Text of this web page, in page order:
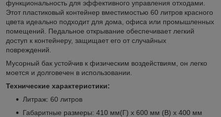
функциональность для эффективного управления отходами.
Этот пластиковый контейнер вместимостью 60 литров красного
цвета идеально подходит для дома, офиса или промышленных
помещений. Педальное открывание обеспечивает легкий
доступ к контейнеру, защищает его от случайных
повреждений.
Мусорный бак устойчив к физическим воздействиям, он легко
моется и долговечен в использовании.
Технические характеристики:
Литраж: 60 литров
Габаритные размеры: 410 мм(Г) х 600 мм (В) х 400 мм